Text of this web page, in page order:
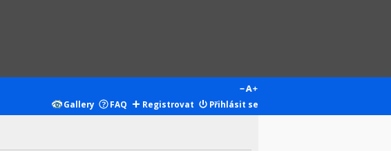
Gallery
FAQ Registrovat Přihlásit se